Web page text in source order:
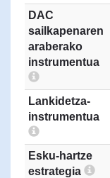
DAC
sailkapenaren
araberako
instrumentua
Lankidetza-
instrumentua
Esku-hartze
estrategia